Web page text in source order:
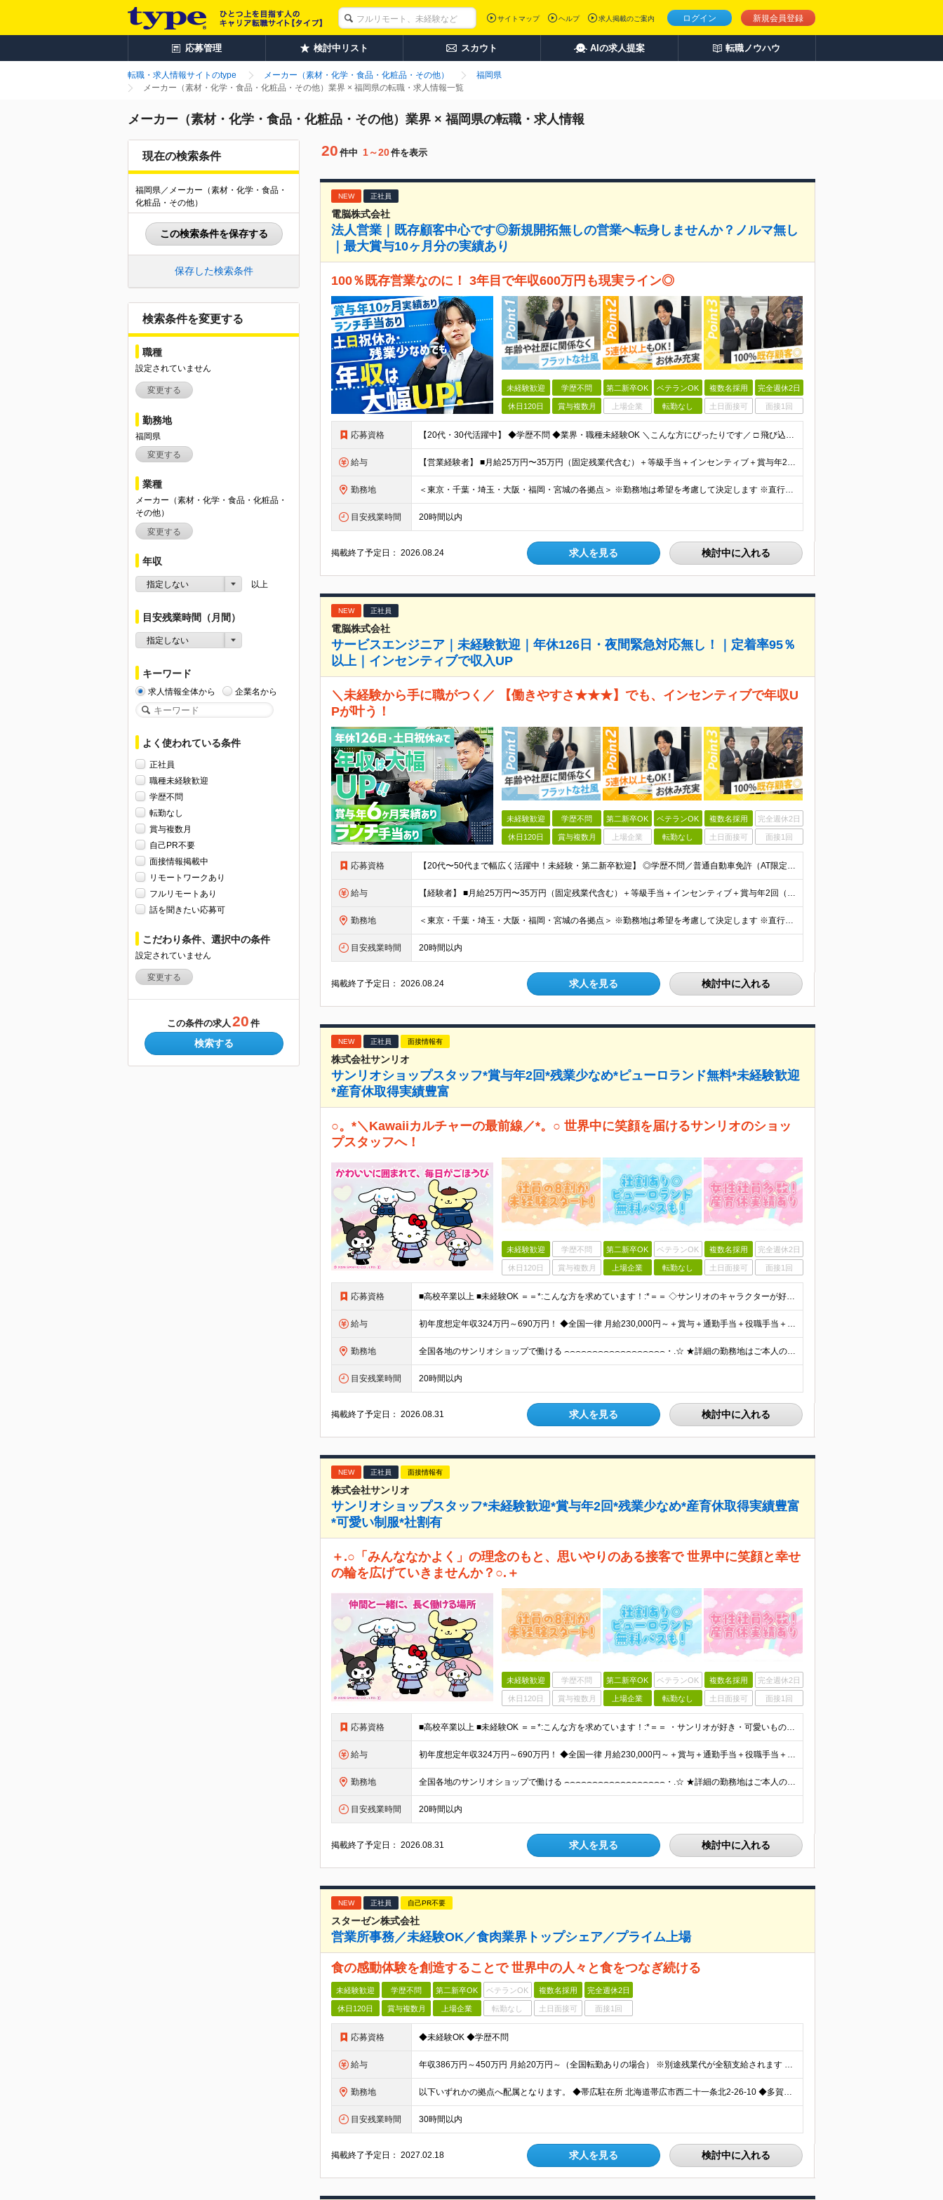
ログイン 新規会員登録
サイトマップ ヘルプ 求人掲載のご案内
応募管理 検討中リスト スカウト AIの求人提案 転職ノウハウ
転職・求人情報サイトのtype メーカー（素材・化学・食品・化粧品・その他）
福岡県
メーカー（素材・化学・食品・化粧品・その他）業界 × 福岡県の転職・求人情報一覧
メーカー（素材・化学・食品・化粧品・その他）業界 × 福岡県の転職・求人情報
現在の検索条件
福岡県／メーカー（素材・化学・食品・
化粧品・その他）
この検索条件を保存する
保存した検索条件
検索条件を変更する
職種
設定されていません
変更する
勤務地
福岡県
変更する
業種
メーカー（素材・化学・食品・化粧品・
その他）
変更する
年収
指定しない 以上
目安残業時間（月間）
指定しない
キーワード
求人情報全体から 企業名から
よく使われている条件
正社員
職種未経験歓迎
学歴不問
転勤なし
賞与複数月
自己PR不要
面接情報掲載中
リモートワークあり
フルリモートあり
話を聞きたい応募可
こだわり条件、選択中の条件
設定されていません
変更する
この条件の求人 20 件
検索する
20 件中 1～20件を表示
NEW 正社員
電脳株式会社
法人営業｜既存顧客中心です◎新規開拓無しの営業へ転身しませんか？ノルマ無し
｜最大賞与10ヶ月分の実績あり
100％既存営業なのに！ 3年目で年収600万円も現実ライン◎
未経験歓迎 学歴不問 第二新卒OK ベテランOK 複数名採用 完全週休2日
休日120日 賞与複数月 上場企業 転勤なし 土日面接可 面接1回
応募資格 【20代・30代活躍中】 ◆学歴不問 ◆業界・職種未経験OK ＼こんな方にぴったりです／ □ 飛び込みやテレアポなどの新規開拓に疲れてしまった □100％既存営業で、お客さまとじっくり信頼関係を築き
給与 【営業経験者】 ■⽉給25万円〜35万円（固定残業代含む）＋等級⼿当＋インセンティブ＋賞与年2回（昨年度実績最⼤10カ⽉分） ※固定残業代は残業の有無に関わらず、⽉20時間分：3万4000円〜4万75
勤務地 ＜東京・千葉・埼⽟・⼤阪・福岡・宮城の各拠点＞ ※勤務地は希望を考慮して決定します ※直⾏直帰OK ※転勤は基本的にありませんが、希望次第で別拠点への異動も可 ※全拠点オフィス内禁煙 ■東京本社
目安残業時間 20時間以内
掲載終了予定日：2026.08.24 求人を見る 検討中に入れる
NEW 正社員
電脳株式会社
サービスエンジニア｜未経験歓迎｜年休126日・夜間緊急対応無し！｜定着率95％
以上｜インセンティブで収入UP
＼未経験から手に職がつく／ 【働きやすさ★★★】でも、インセンティブで年収U
Pが叶う！
未経験歓迎 学歴不問 第二新卒OK ベテランOK 複数名採用 完全週休2日
休日120日 賞与複数月 上場企業 転勤なし 土日面接可 面接1回
応募資格 【20代〜50代まで幅広く活躍中！未経験・第二新卒歓迎】 ◎学歴不問／普通自動車免許（AT限定可）をお持ちの方 ＼こんな方にぴったりです／ □ 機械いじりやコツコツ丁寧な作業が好き □ 頑張りが収入
給与 【経験者】 ■⽉給25万円〜35万円（固定残業代含む）＋等級⼿当＋インセンティブ＋賞与年2回（昨年度実績最⼤6カ⽉分） ※固定残業代は残業の有無に関わらず、⽉20時間分：3万4000円〜4万7500円
勤務地 ＜東京・千葉・埼⽟・⼤阪・福岡・宮城の各拠点＞ ※勤務地は希望を考慮して決定します ※直⾏直帰OK ※転勤は基本的にありませんが、希望次第で別拠点への異動も可 ※全拠点オフィス内禁煙 ■秋葉原オフ
目安残業時間 20時間以内
掲載終了予定日：2026.08.24 求人を見る 検討中に入れる
NEW 正社員 面接情報有
株式会社サンリオ
サンリオショップスタッフ*賞与年2回*残業少なめ*ピューロランド無料*未経験歓迎
*産育休取得実績豊富
○。*＼Kawaiiカルチャーの最前線／*。○ 世界中に笑顔を届けるサンリオのショッ
プスタッフへ！
未経験歓迎 学歴不問 第二新卒OK ベテランOK 複数名採用 完全週休2日
休日120日 賞与複数月 上場企業 転勤なし 土日面接可 面接1回
応募資格 ■高校卒業以上 ■未経験OK ＝＝*:こんな方を求めています！:*＝＝ ◇サンリオのキャラクターが好きな方 ◇自分のアイデアを店舗づくりに活かしたい方 ◇仕事を通してお客さまを笑顔にしたい方 ◇キャ
給与 初年度想定年収324万円～690万円！ ◆全国一律 月給230,000円～＋賞与＋通勤手当＋役職手当＋時間外手当 《手当充実！》 ＊昇給/年1回 ＊賞与/年2回（7月/12月） ＊通勤手当：交通費
勤務地 全国各地のサンリオショップで働ける ⌢⌢⌢⌢⌢⌢⌢⌢⌢⌢⌢⌢⌢⌢⌢⌢⌢⌢・.☆ ★詳細の勤務地はご本人の希望と面接を通じて決定いたします。 【募集エリア】 関東・関西（大阪・京都）・中部・九州 ※
目安残業時間 20時間以内
掲載終了予定日：2026.08.31 求人を見る 検討中に入れる
NEW 正社員 面接情報有
株式会社サンリオ
サンリオショップスタッフ*未経験歓迎*賞与年2回*残業少なめ*産育休取得実績豊富
*可愛い制服*社割有
＋.○「みんななかよく」の理念のもと、思いやりのある接客で 世界中に笑顔と幸せ
の輪を広げていきませんか？○.＋
未経験歓迎 学歴不問 第二新卒OK ベテランOK 複数名採用 完全週休2日
休日120日 賞与複数月 上場企業 転勤なし 土日面接可 面接1回
応募資格 ■高校卒業以上 ■未経験OK ＝＝*:こんな方を求めています！:*＝＝ ・サンリオが好き・可愛いものが好き （「実は最近のキャラクターには詳しくない…」という方も、入社後に少しずつ覚えていければ大丈
給与 初年度想定年収324万円～690万円！ ◆全国一律 月給230,000円～＋賞与＋通勤手当＋役職手当＋時間外手当 《手当充実！》 ＊昇給/年1回 ＊賞与/年2回（7月/12月） ＊通勤手当：交通費
勤務地 全国各地のサンリオショップで働ける ⌢⌢⌢⌢⌢⌢⌢⌢⌢⌢⌢⌢⌢⌢⌢⌢⌢⌢・.☆ ★詳細の勤務地はご本人の希望と面接を通じて決定いたします。 ＼以下の募集店舗は特に積極採用中！！／ ＜東京＞ ◎SA
目安残業時間 20時間以内
掲載終了予定日：2026.08.31 求人を見る 検討中に入れる
NEW 正社員 自己PR不要
スターゼン株式会社
営業所事務／未経験OK／食肉業界トップシェア／プライム上場
食の感動体験を創造することで 世界中の人々と食をつなぎ続ける
未経験歓迎 学歴不問 第二新卒OK ベテランOK 複数名採用 完全週休2日
休日120日 賞与複数月 上場企業 転勤なし 土日面接可 面接1回
応募資格 ◆未経験OK ◆学歴不問
給与 年収386万円～450万円 月給20万円～（全国転勤ありの場合） ※別途残業代が全額支給されます ※試用期間3ヵ月あり。試用期間中の給与・待遇に差異はありません。
勤務地 以下いずれかの拠点へ配属となります。 ◆帯広駐在所 北海道帯広市西二十一条北2-26-10 ◆多賀城DC 宮城県多賀城市八幡字一本柳117-16 ◆昭島DC 東京都昭島市武蔵野2-5-28 ◆
目安残業時間 30時間以内
掲載終了予定日：2027.02.18 求人を見る 検討中に入れる